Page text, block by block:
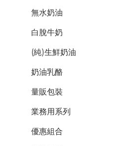
無水奶油
白脫牛奶
(純)生鮮奶油
奶油乳酪
量販包裝
業務用系列
優惠組合